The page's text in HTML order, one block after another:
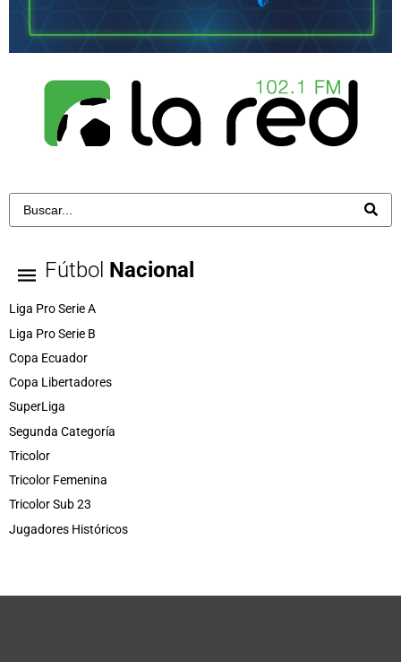
Fútbol Nacional
Liga Pro Serie A
Liga Pro Serie B
Copa Ecuador
Copa Libertadores
SuperLiga
Segunda Categoría
Tricolor
Tricolor Femenina
Tricolor Sub 23
Jugadores Históricos